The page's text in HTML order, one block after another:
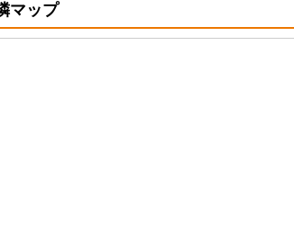
マップ